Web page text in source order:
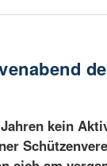
kein